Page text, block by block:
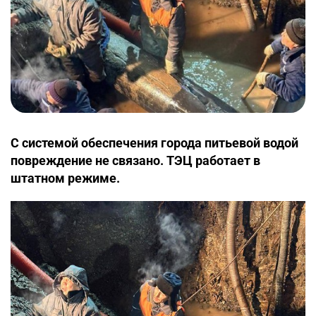
С системой обеспечения города питьевой водой
повреждение не связано. ТЭЦ работает в
штатном режиме.